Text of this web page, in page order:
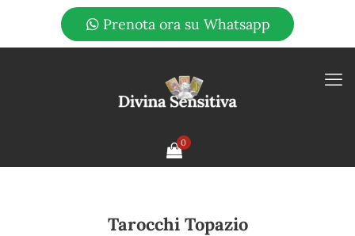
Prenota ora su Whatsapp
0
Tarocchi Topazio